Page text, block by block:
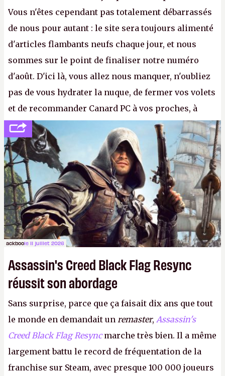
Vous n'êtes cependant pas totalement débarrassés
de nous pour autant : le site sera toujours alimenté
d'articles flambants neufs chaque jour, et nous
sommes sur le point de finaliser notre numéro
d'août. D'ici là, vous allez nous manquer, n'oubliez
pas de vous hydrater la nuque, de fermer vos volets
et de recommander Canard PC à vos proches, à
votre famille et aux inconnus que vous croisez
dans la rue. Bon été à tous ! –ER.
ackboole 11 juillet 2026
Assassin's Creed Black Flag Resync
réussit son abordage
Sans surprise, parce que ça faisait dix ans que tout
le monde en demandait un remaster, Assassin's
Creed Black Flag Resyncmarche très bien. Il a même
largement battu le record de fréquentation de la
franchise sur Steam, avec presque 100 000 joueurs